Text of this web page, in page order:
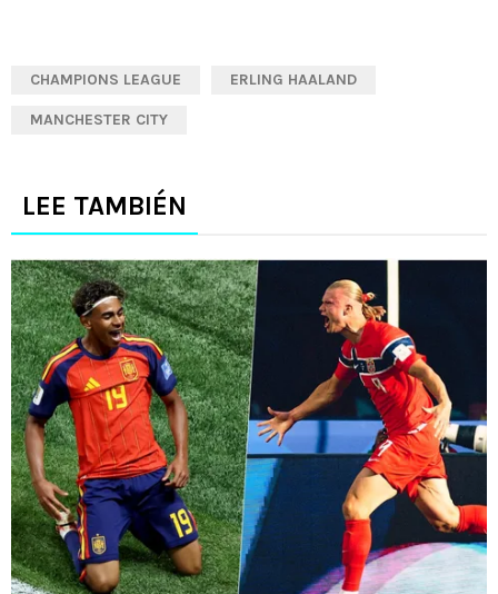
CHAMPIONS LEAGUE ERLING HAALAND
MANCHESTER CITY
LEE TAMBIÉN